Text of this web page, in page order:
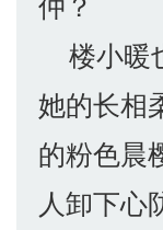
楼小暖
她的长相
的粉色晨
人卸下心